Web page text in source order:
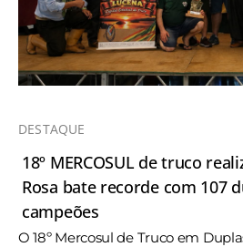
DESTAQUE
18º MERCOSUL de truco
Rosa bate recorde com 107
campeões
O 18º Mercosul de Truco em